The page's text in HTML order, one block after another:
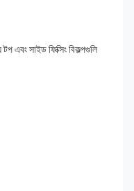
এবং সাইড ফিক্সিং বিকল্পগুলি